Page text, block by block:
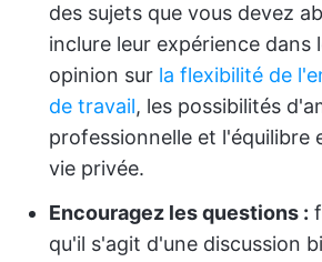
des sujets que vous devez
inclure leur expérience dans
opinion sur la flexibilité de
de travail, les possibilités
professionnelle et l'équilibre
vie privée.
Encouragez les questions :
qu'il s'agit d'une discussion